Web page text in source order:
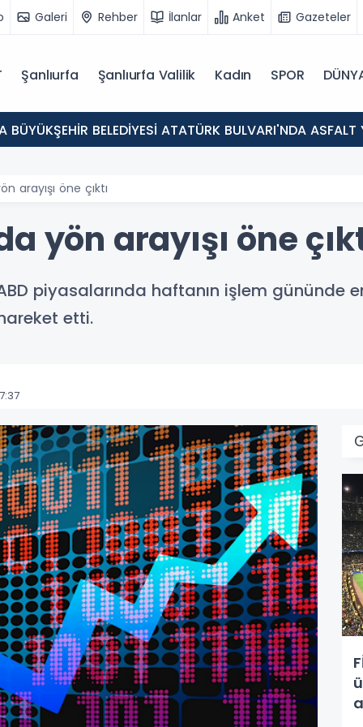
Galeri Rehber İlanlar Anket Gazeteler
Şanlıurfa Şanlıurfa Valilik Kadın SPOR
BÜYÜKŞEHİR BELEDİYESİ ATATÜRK BULVARI'NDA
arayışı öne çıktı
yön arayışı öne
piyasalarında haftanın işlem gününde
etti.